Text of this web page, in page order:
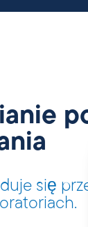
się